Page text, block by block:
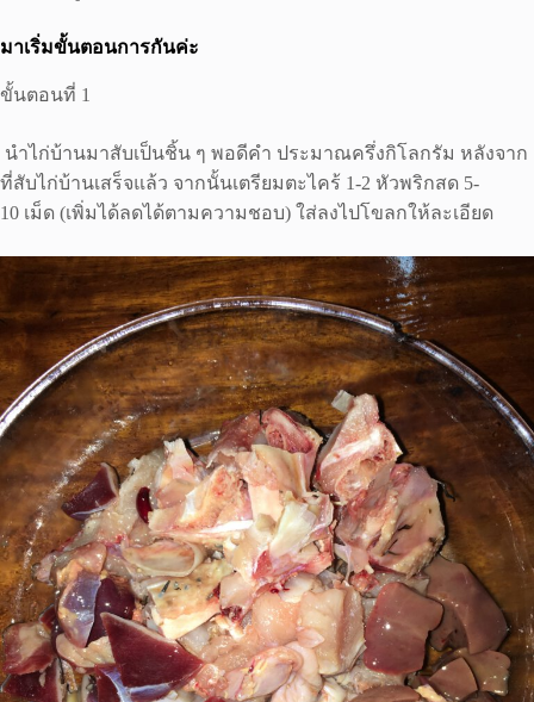
มาเริ่มขั้นตอนการกันค่ะ
ขั้นตอนที่ 1
นำไก่บ้านมาสับเป็นชิ้น ๆ พอดีคำ ประมาณครึ่งกิโลกรัม หลังจาก
ที่สับไก่บ้านเสร็จแล้ว จากนั้นเตรียมตะไคร้ 1-2 หัวพริกสด 5-
10 เม็ด (เพิ่มได้ลดได้ตามความชอบ) ใส่ลงไปโขลกให้ละเอียด